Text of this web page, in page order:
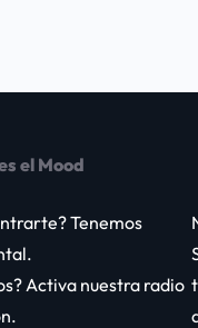
el Mood
Tenemos
Activa nuestra radio